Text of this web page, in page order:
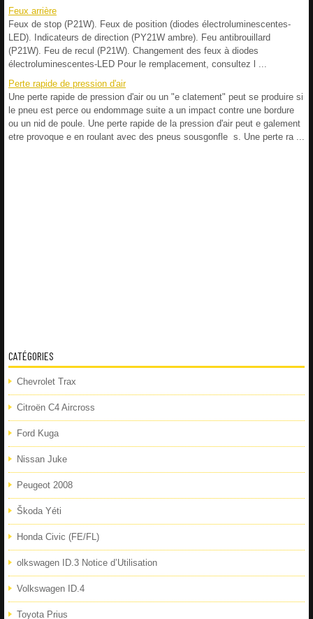
Feux arrière
Feux de stop (P21W). Feux de position (diodes électroluminescentes-
LED). Indicateurs de direction (PY21W ambre). Feu antibrouillard
(P21W). Feu de recul (P21W). Changement des feux à diodes
électroluminescentes-LED Pour le remplacement, consultez l ...
Perte rapide de pression d'air
Une perte rapide de pression d'air ou un "e clatement" peut se produire si
le pneu est perce ou endommage suite a un impact contre une bordure
ou un nid de poule. Une perte rapide de la pression d'air peut e galement
etre provoque e en roulant avec des pneus sousgonfle s. Une perte ra ...
CATÉGORIES
Chevrolet Trax
Citroën C4 Aircross
Ford Kuga
Nissan Juke
Peugeot 2008
Škoda Yéti
Honda Civic (FE/FL)
olkswagen ID.3 Notice d’Utilisation
Volkswagen ID.4
Toyota Prius